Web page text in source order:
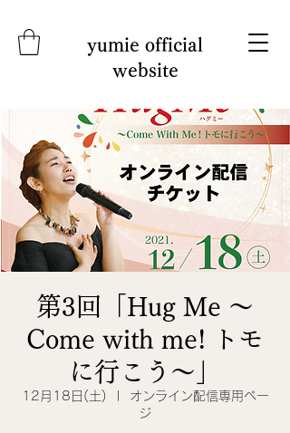
yumie official
website
第3回「Hug Me 〜
Come with me! トモ
に行こう～」
12月18日(土)
オンライン配信専用ペー
ジ